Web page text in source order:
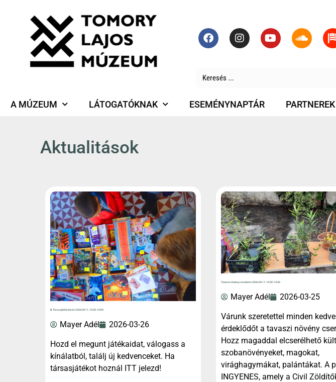
A MÚZEUM LÁTOGATÓKNAK ESEMÉNYNAPTÁR PARTNEREK
Aktualitások
III. Társasjáték börze 2026.04.11. 10.00-14.00
Mayer Adél 2026-03-26
Hozd el megunt játékaidat, válogass a
kínálatból, találj új kedvenceket. Ha
társasjátékot hoznál ITT jelezd!
Tavaszi növény cserebere 2026.04.11. 10.00-14.00
Mayer Adél 2026-03-25
Várunk szeretettel minden
érdeklődőt a tavaszi növény
Hozz magaddal elcserélhető
szobanövényeket, magokat,
virághagymákat, palántákat. A
INGYENES, amely a Civil